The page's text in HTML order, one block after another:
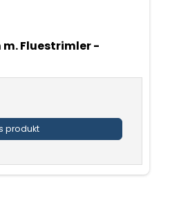
m. Fluestrimler -
produkt